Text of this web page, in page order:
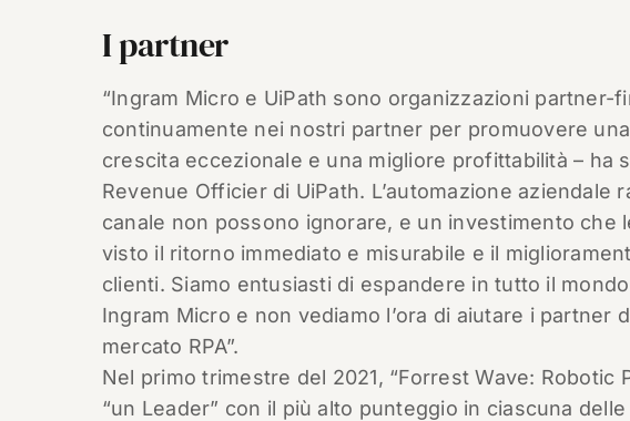
I partner
“Ingram Micro e UiPath sono organizzazioni
continuamente nei nostri partner per promuovere
crescita eccezionale e una migliore profittabilità – ha
Revenue Officier di UiPath. L’automazione
canale non possono ignorare, e un investimento che
visto il ritorno immediato e misurabile e il
clienti. Siamo entusiasti di espandere in tutto il
Ingram Micro e non vediamo l’ora di aiutare i partner
mercato RPA”.
Nel primo trimestre del 2021, “Forrest Wave: Robotic
“un Leader” con il più alto punteggio in ciascuna